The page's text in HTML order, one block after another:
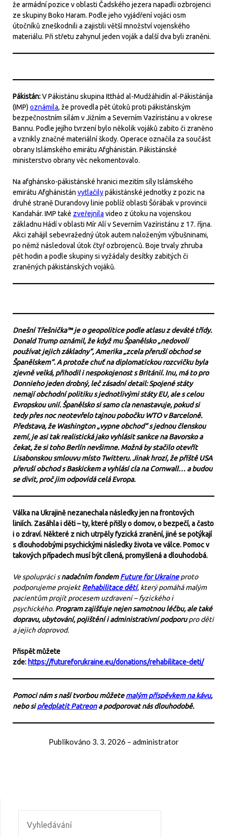
že armádní pozice v oblasti Čadského jezera napadli ozbrojenci
ze skupiny Boko Haram. Podle jeho vyjádření vojáci osm
útočníků zneškodnili a zajistili větší množství vojenského
materiálu. Při střetu zahynul jeden voják a další dva byli zraněni.
Pákistán:V Pákistánu skupina Itthád al-Mudžáhidín al-Pákistáníja
(IMP) oznámila, že provedla pět útoků proti pákistánským
bezpečnostním silám v Jižním a Severním Vazíristánu a v okrese
Bannu. Podle jejího tvrzení bylo několik vojáků zabito či zraněno
a vznikly značné materiální škody. Operace označila za součást
obrany Islámského emirátu Afghánistán. Pákistánské
ministerstvo obrany věc nekomentovalo.
Na afghánsko-pákistánské hranici mezitím síly Islámského
emirátu Afghánistán vytlačilypákistánské jednotky z pozic na
druhé straně Durandovy linie poblíž oblasti Šórábak v provincii
Kandahár. IMP také zveřejnila video z útoku na vojenskou
základnu Hádí v oblasti Mír Alí v Severním Vazíristánu z 17. října.
Akci zahájil sebevražedný útok autem naloženým výbušninami,
po němž následoval útok čtyř ozbrojenců. Boje trvaly zhruba
pět hodin a podle skupiny si vyžádaly desítky zabitých či
zraněných pákistánských vojáků.
Dnešní Třešnička™ je o geopolitice podle atlasu z deváté třídy.
Donald Trump oznámil, že když mu Španělsko „nedovolí
používat jejich základny“, Amerika „zcela přeruší obchod se
Španělskem“. A protože chuť na diplomatickou rozcvičku byla
zjevně velká, přihodil i nespokojenost s Británií. Inu, má to pro
Donnieho jeden drobný, leč zásadní detail: Spojené státy
nemají obchodní politiku s jednotlivými státy EU, ale s celou
Evropskou unií. Španělsko si samo cla nenastavuje, pokud si
tedy přes noc neotevřelo tajnou pobočku WTO v Barceloně.
Představa, že Washington „vypne obchod“ s jednou členskou
zemí, je asi tak realistická jako vyhlásit sankce na Bavorsko a
čekat, že si toho Berlín nevšimne. Možná by stačilo otevřít
Lisabonskou smlouvu místo Twitteru. Jinak hrozí, že příště USA
přeruší obchod s Baskickem a vyhlásí cla na Cornwall… a budou
se divit, proč jim odpovídá celá Evropa.
Válka na Ukrajině nezanechala následky jen na frontových
liniích. Zasáhla i děti – ty, které přišly o domov, o bezpečí, a často
i o zdraví. Některé z nich utrpěly fyzická zranění, jiné se potýkají
s dlouhodobými psychickými následky života ve válce. Pomoc v
takových případech musí být cílená, promyšlená a dlouhodobá.
Ve spolupráci snadačním fondemFuture for Ukraineproto
podporujeme projektRehabilitace dětí, který pomáhá malým
pacientům projít procesem uzdravení – fyzického i
psychického. Program zajišťuje nejen samotnou léčbu, ale také
dopravu, ubytování, pojištění i administrativní podporupro děti
a jejich doprovod.
Přispět můžete
zde: https://futureforukraine.eu/donations/rehabilitace-deti/
Pomoci nám s naší tvorbou můžetemalým příspěvkem na kávu,
nebo sipředplatit Patreona podporovat nás dlouhodobě.
Publikováno 3. 3. 2026 – administrator